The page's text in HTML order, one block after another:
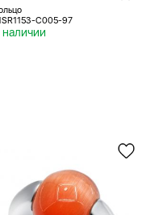
C005-97
наличии